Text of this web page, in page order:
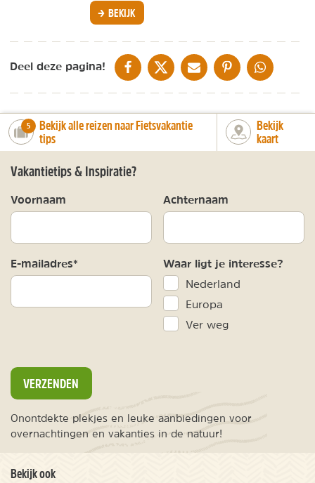
BEKIJK
Deel deze pagina! DELEN OP FACEBOOK
DELEN OP XDELEN VIA DE MAIL
DELEN OP PINTEREST
DELEN OP
number_of_trips:
5
Bekijk alle reizen naar Fietsvakantie
tips
Bekijk
kaart
Vakantietips & Inspiratie?
Voornaam Achternaam
E-mailadres* Waar ligt je interesse?
Nederland
Europa
Ver weg
VERZENDEN
Onontdekte plekjes en leuke aanbiedingen voor
overnachtingen en vakanties in de natuur!
Bekijk ook